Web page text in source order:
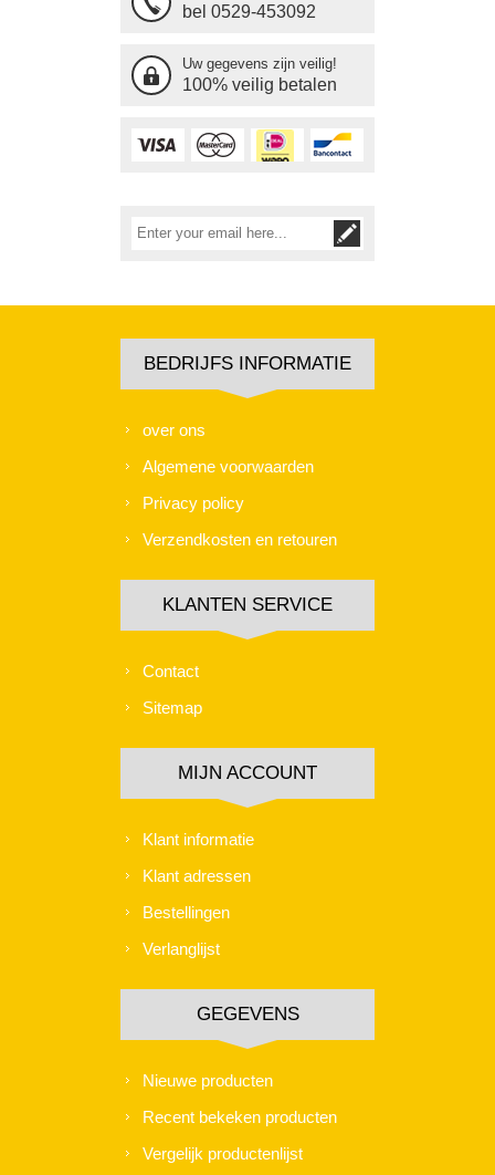
bel 0529-453092
Uw gegevens zijn veilig!
100% veilig betalen
BEDRIJFS INFORMATIE
over ons
Algemene voorwaarden
Privacy policy
Verzendkosten en retouren
KLANTEN SERVICE
Contact
Sitemap
MIJN ACCOUNT
Klant informatie
Klant adressen
Bestellingen
Verlanglijst
GEGEVENS
Nieuwe producten
Recent bekeken producten
Vergelijk productenlijst